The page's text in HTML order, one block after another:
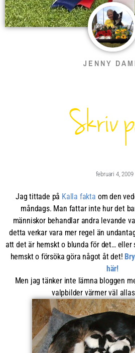
JENNY
Skriv
februari 4, 2009
Jag tittade på Kalla fakta om den
måndags. Man fattar inte hur det
människor behandlar andra levande
detta verkar vara mer regel än
att det är hemskt o blunda för det… eller
hemskt o försöka göra något åt det!
här!
Men jag tänker inte lämna bloggen
valpbilder värmer väl